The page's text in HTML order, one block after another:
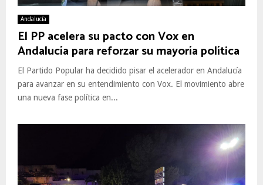
Andalucía
El PP acelera su pacto con Vox en
Andalucía para reforzar su mayoría política
El Partido Popular ha decidido pisar el acelerador en Andalucía
para avanzar en su entendimiento con Vox. El movimiento abre
una nueva fase política en...